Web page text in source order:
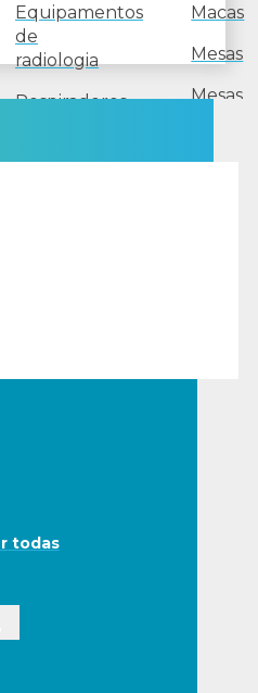
Equipamentos
de
radiologia
Respiradores
Macas
Mesas
Mesas
todas